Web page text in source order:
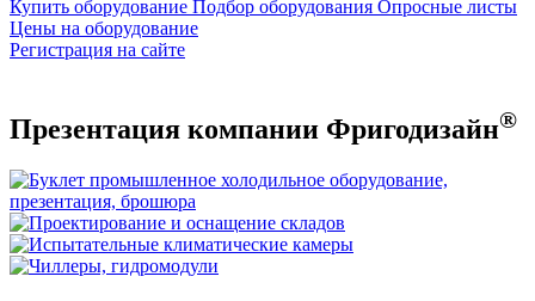
Купить оборудование Подбор оборудования Опросные листы
Цены на оборудование
Регистрация на сайте
Презентация компании Фригодизайн®